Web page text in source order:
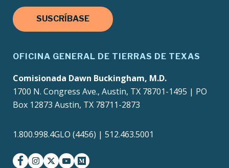
SUSCRÍBASE
OFICINA GENERAL DE TIERRAS DE TEXAS
Comisionada Dawn Buckingham, M.D.
1700 N. Congress Ave., Austin, TX 78701-1495 | PO
Box 12873 Austin, TX 78711-2873
1.800.998.4GLO (4456) | 512.463.5001
facebookinstagram
twitter-xyoutubemedium